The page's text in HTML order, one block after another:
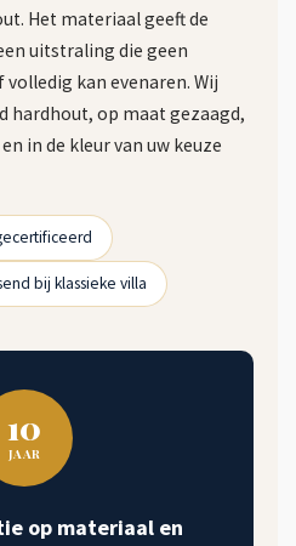
Het materiaal geeft de
uitstraling die geen
kan evenaren. Wij
hardhout, op maat gezaagd,
in de kleur van uw keuze
bij klassieke villa
10
JAAR
op materiaal en